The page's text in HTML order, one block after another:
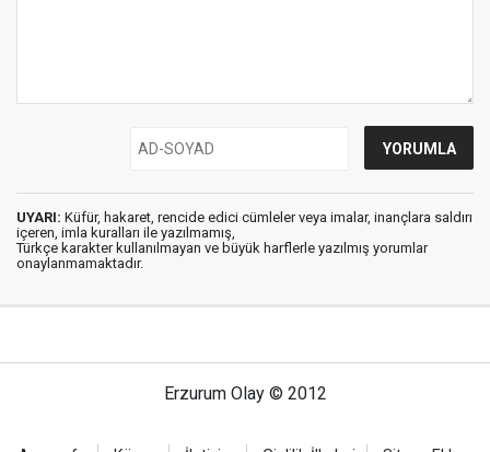
UYARI: Küfür, hakaret, rencide edici cümleler veya imalar, inançlara saldırı
içeren, imla kuralları ile yazılmamış,
Türkçe karakter kullanılmayan ve büyük harflerle yazılmış yorumlar
onaylanmamaktadır.
Erzurum Olay © 2012